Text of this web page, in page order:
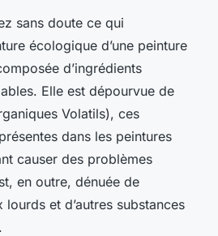
sans doute ce qui
écologique d’une peinture
d’ingrédients
Elle est dépourvue de
Volatils), ces
dans les peintures
causer des problèmes
en outre, dénuée de
et d’autres substances